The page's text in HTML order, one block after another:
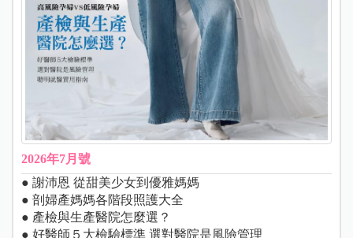
2026年7月號
● 謝沛恩 從甜美少女到優雅媽媽
● 剖婦產媽媽各階段照護大全
● 產檢與生產醫院怎麼選？
● 好醫師５大檢驗標準 選對醫院是風險管理